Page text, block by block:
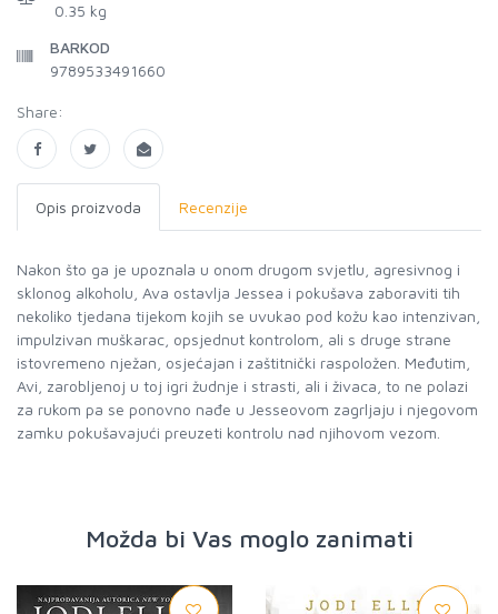
0.35 kg
BARKOD
9789533491660
Share:
Opis proizvoda Recenzije
Nakon što ga je upoznala u onom drugom svjetlu, agresivnog i
sklonog alkoholu, Ava ostavlja Jessea i pokušava zaboraviti tih
nekoliko tjedana tijekom kojih se uvukao pod kožu kao intenzivan,
impulzivan muškarac, opsjednut kontrolom, ali s druge strane
istovremeno nježan, osjećajan i zaštitnički raspoložen. Međutim,
Avi, zarobljenoj u toj igri žudnje i strasti, ali i živaca, to ne polazi
za rukom pa se ponovno nađe u Jesseovom zagrljaju i njegovom
zamku pokušavajući preuzeti kontrolu nad njihovom vezom.
Možda bi Vas moglo zanimati